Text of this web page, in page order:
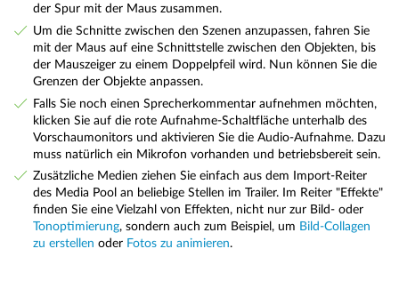
der Spur mit der Maus zusammen.
Um die Schnitte zwischen den Szenen anzupassen, fahren Sie
mit der Maus auf eine Schnittstelle zwischen den Objekten, bis
der Mauszeiger zu einem Doppelpfeil wird. Nun können Sie die
Grenzen der Objekte anpassen.
Falls Sie noch einen Sprecherkommentar aufnehmen möchten,
klicken Sie auf die rote Aufnahme-Schaltfläche unterhalb des
Vorschaumonitors und aktivieren Sie die Audio-Aufnahme. Dazu
muss natürlich ein Mikrofon vorhanden und betriebsbereit sein.
Zusätzliche Medien ziehen Sie einfach aus dem Import-Reiter
des Media Pool an beliebige Stellen im Trailer. Im Reiter "Effekte"
finden Sie eine Vielzahl von Effekten, nicht nur zur Bild- oder
Tonoptimierung, sondern auch zum Beispiel, um Bild-Collagen
zu erstellen oder Fotos zu animieren.